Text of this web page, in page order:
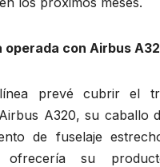
operada con Airbus
prevé cubrir el
A320, su caballo
de fuselaje
ofrecería su